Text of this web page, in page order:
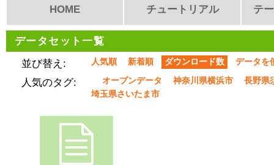
HOME チュートリアル テ
データセット一覧
並び替え:
人気順 新着順 ダウンロード数 データを
人気のタグ: オープンデータ 神奈川県横浜市
長野県
埼玉県さいたま市